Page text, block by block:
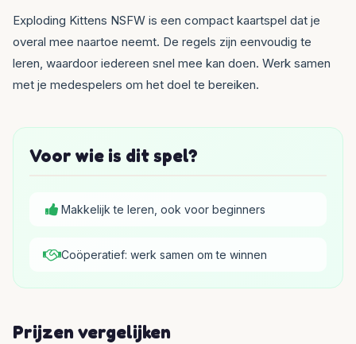
Exploding Kittens NSFW is een compact kaartspel dat je
overal mee naartoe neemt. De regels zijn eenvoudig te
leren, waardoor iedereen snel mee kan doen. Werk samen
met je medespelers om het doel te bereiken.
Voor wie is dit spel?
Makkelijk te leren, ook voor beginners
Coöperatief: werk samen om te winnen
Prijzen vergelijken